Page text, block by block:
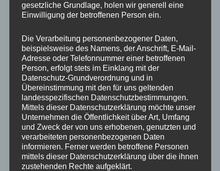
Hinweis
Lochzahl
Mittellochbohrung 72,6 mm
Nabenbohrung 72.6
PCD 114.3 mm
Traglast 690
Ähnliche Produkte
gesetzliche Grundlage, holen wir generell eine
Einwilligung der betroffenen Person ein.
Die Verarbeitung personenbezogener Daten,
beispielsweise des Namens, der Anschrift, E-Mail-
Adresse oder Telefonnummer einer betroffenen
Person, erfolgt stets im Einklang mit der
Datenschutz-Grundverordnung und in
Übereinstimmung mit den für uns geltenden
landesspezifischen Datenschutzbestimmungen.
Mittels dieser Datenschutzerklärung möchte unser
Unternehmen die Öffentlichkeit über Art, Umfang
und Zweck der von uns erhobenen, genutzten und
verarbeiteten personenbezogenen Daten
informieren. Ferner werden betroffene Personen
mittels dieser Datenschutzerklärung über die ihnen
zustehenden Rechte aufgeklärt.